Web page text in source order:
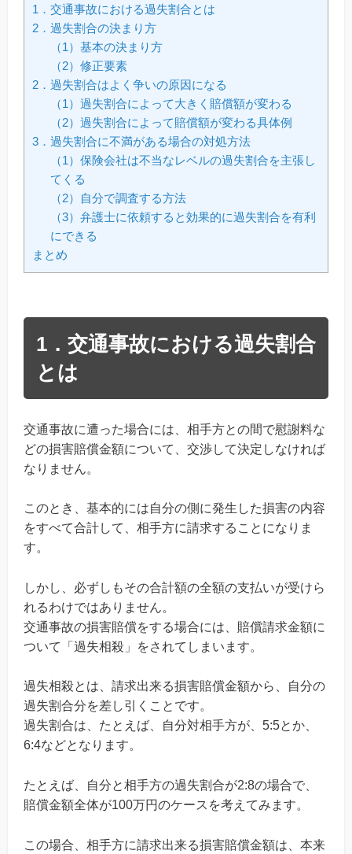
1．交通事故における過失割合とは
2．過失割合の決まり方
（1）基本の決まり方
（2）修正要素
2．過失割合はよく争いの原因になる
（1）過失割合によって大きく賠償額が変わる
（2）過失割合によって賠償額が変わる具体例
3．過失割合に不満がある場合の対処方法
（1）保険会社は不当なレベルの過失割合を主張し
てくる
（2）自分で調査する方法
（3）弁護士に依頼すると効果的に過失割合を有利
にできる
まとめ
1．交通事故における過失割合
とは
交通事故に遭った場合には、相手方との間で慰謝料な
どの損害賠償金額について、交渉して決定しなければ
なりません。
このとき、基本的には自分の側に発生した損害の内容
をすべて合計して、相手方に請求することになりま
す。
しかし、必ずしもその合計額の全額の支払いが受けら
れるわけではありません。
交通事故の損害賠償をする場合には、賠償請求金額に
ついて「過失相殺」をされてしまいます。
過失相殺とは、請求出来る損害賠償金額から、自分の
過失割合分を差し引くことです。
過失割合は、たとえば、自分対相手方が、5:5とか、
6:4などとなります。
たとえば、自分と相手方の過失割合が2:8の場合で、
賠償金額全体が100万円のケースを考えてみます。
この場合、相手方に請求出来る損害賠償金額は、本来